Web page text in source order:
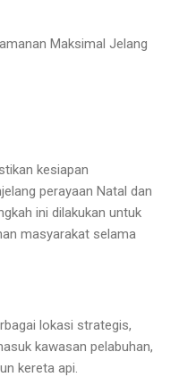
Maksimal Jelang
kesiapan
perayaan Natal dan
ini dilakukan untuk
masyarakat selama
lokasi strategis,
kawasan pelabuhan,
kereta api.